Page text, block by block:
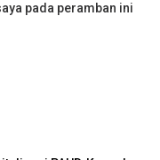
pada peramban ini